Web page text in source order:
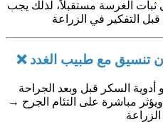
ثبات الغرسة مستقبلاً، لذلك يجب
السكر قبل وبعد الجراحة
→ يسبب تذبذب في مستوى السكر ويؤثر مباشرة على التئام الجرح